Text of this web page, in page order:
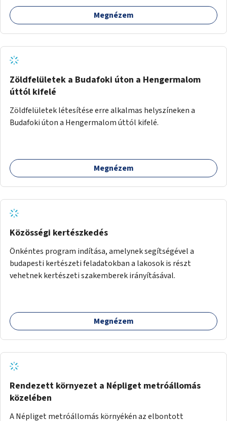
Megnézem
Zöldfelületek a Budafoki úton a Hengermalom
úttól kifelé
Zöldfelületek létesítése erre alkalmas helyszíneken a
Budafoki úton a Hengermalom úttól kifelé.
Megnézem
Közösségi kertészkedés
Önkéntes program indítása, amelynek segítségével a
budapesti kertészeti feladatokban a lakosok is részt
vehetnek kertészeti szakemberek irányításával.
Megnézem
Rendezett környezet a Népliget metróállomás
közelében
A Népliget metróállomás környékén az elbontott